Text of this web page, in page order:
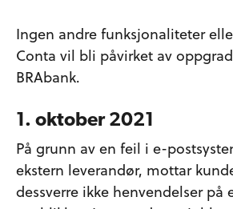
Ingen andre funksjonaliteter
Conta vil bli påvirket av
BRAbank.
1. oktober 2021
På grunn av en feil i e-
ekstern leverandør, mottar
dessverre ikke henvendelser på